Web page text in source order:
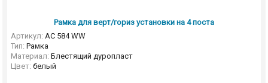
Рамка для верт/гориз установки на 4 поста
Артикул: AC 584 WW
Тип: Рамка
Материал: Блестящий дуропласт
Цвет: белый